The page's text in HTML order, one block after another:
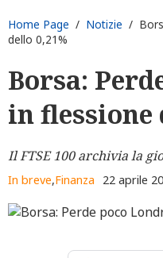
Home Page / Notizie /
dello 0,21%
Borsa:
in flessione
Il FTSE 100 archivia la
In breve,Finanza 22 aprile